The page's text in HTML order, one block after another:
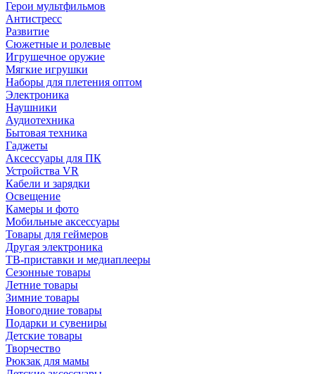
Герои мультфильмов
Антистресс
Развитие
Сюжетные и ролевые
Игрушечное оружие
Мягкие игрушки
Наборы для плетения оптом
Электроника
Наушники
Аудиотехника
Бытовая техника
Гаджеты
Аксессуары для ПК
Устройства VR
Кабели и зарядки
Освещение
Камеры и фото
Мобильные аксессуары
Товары для геймеров
Другая электроника
ТВ-приставки и медиаплееры
Сезонные товары
Летние товары
Зимние товары
Новогодние товары
Подарки и сувениры
Детские товары
Творчество
Рюкзак для мамы